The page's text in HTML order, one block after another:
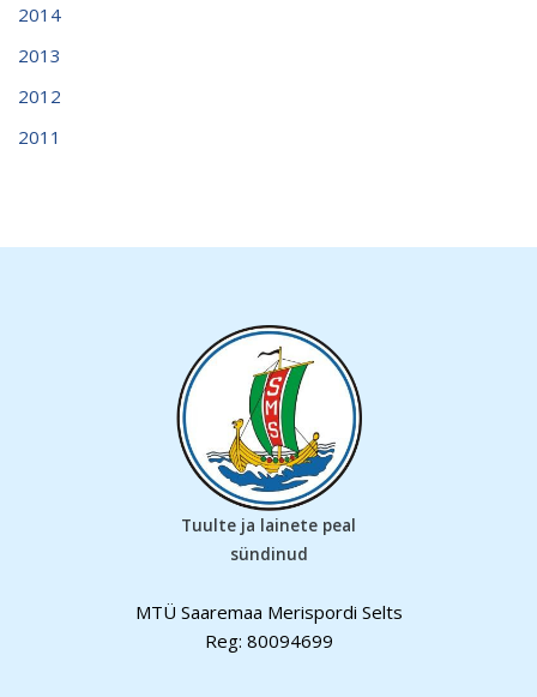
2014
2013
2012
2011
Tuulte ja lainete peal
sündinud
MTÜ Saaremaa Merispordi Selts
Reg: 80094699